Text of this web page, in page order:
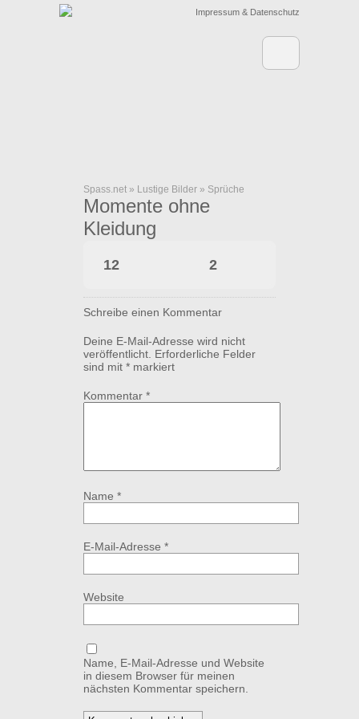
Impressum & Datenschutz
Spass.net » Lustige Bilder » Sprüche
Momente ohne
Kleidung
12 2
Schreibe einen Kommentar
Deine E-Mail-Adresse wird nicht
veröffentlicht. Erforderliche Felder
sind mit * markiert
Kommentar *
Name *
E-Mail-Adresse *
Website
Name, E-Mail-Adresse und Website
in diesem Browser für meinen
nächsten Kommentar speichern.